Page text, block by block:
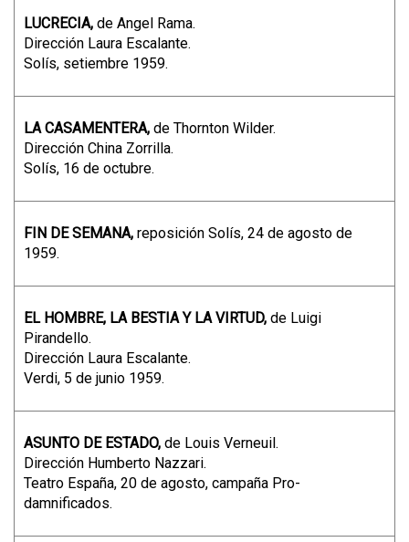
LUCRECIA, de Angel Rama.
Dirección Laura Escalante.
Solís, setiembre 1959.
LA CASAMENTERA, de Thornton Wilder.
Dirección China Zorrilla.
Solís, 16 de octubre.
FIN DE SEMANA, reposición Solís, 24 de agosto de
1959.
EL HOMBRE, LA BESTIA Y LA VIRTUD, de Luigi
Pirandello.
Dirección Laura Escalante.
Verdi, 5 de junio 1959.
ASUNTO DE ESTADO, de Louis Verneuil.
Dirección Humberto Nazzari.
Teatro España, 20 de agosto, campaña Pro-
damnificados.